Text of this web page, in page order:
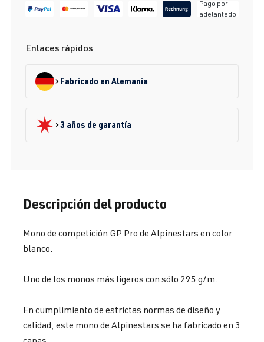
Pago por
adelantado
Enlaces rápidos
Fabricado en Alemania
3 años de garantía
Descripción del producto
Mono de competición GP Pro de Alpinestars en color
blanco.
Uno de los monos más ligeros con sólo 295 g/m.
En cumplimiento de estrictas normas de diseño y
calidad, este mono de Alpinestars se ha fabricado en 3